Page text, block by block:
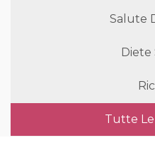
Salute
Diete
Tutte